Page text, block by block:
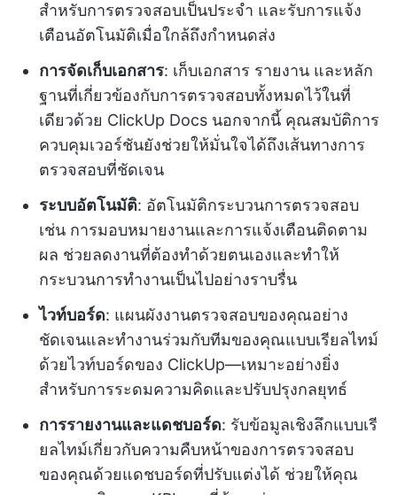
สำหรับการตรวจสอบเป็นประจำ และรับการแจ้ง
เตือนอัตโนมัติเมื่อใกล้ถึงกำหนดส่ง
การจัดเก็บเอกสาร: เก็บเอกสาร รายงาน และหลัก
ฐานที่เกี่ยวข้องกับการตรวจสอบทั้งหมดไว้ในที่
เดียวด้วย ClickUp Docs นอกจากนี้ คุณสมบัติการ
ควบคุมเวอร์ชันยังช่วยให้มั่นใจได้ถึงเส้นทางการ
ตรวจสอบที่ชัดเจน
ระบบอัตโนมัติ: อัตโนมัติกระบวนการตรวจสอบ
เช่น การมอบหมายงานและการแจ้งเตือนติดตาม
ผล ช่วยลดงานที่ต้องทำด้วยตนเองและทำให้
กระบวนการทำงานเป็นไปอย่างราบรื่น
ไวท์บอร์ด: แผนผังงานตรวจสอบของคุณอย่าง
ชัดเจนและทำงานร่วมกับทีมของคุณแบบเรียลไทม์
ด้วยไวท์บอร์ดของ ClickUp—เหมาะอย่างยิ่ง
สำหรับการระดมความคิดและปรับปรุงกลยุทธ์
การรายงานและแดชบอร์ด: รับข้อมูลเชิงลึกแบบเรี
ยลไทม์เกี่ยวกับความคืบหน้าของการตรวจสอบ
ของคุณด้วยแดชบอร์ดที่ปรับแต่งได้ ช่วยให้คุณ